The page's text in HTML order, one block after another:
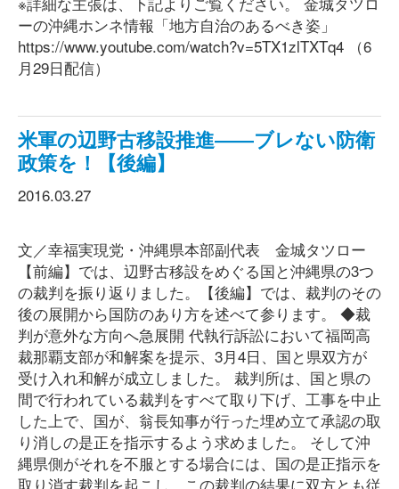
ーの沖縄ホンネ情報「地方自治のあるべき姿」
https://www.youtube.com/watch?v=5TX1zlTXTq4 （6
月29日配信）
米軍の辺野古移設推進――ブレない防衛
政策を！【後編】
2016.03.27
文／幸福実現党・沖縄県本部副代表 金城タツロー
【前編】では、辺野古移設をめぐる国と沖縄県の3つ
の裁判を振り返りました。【後編】では、裁判のその
後の展開から国防のあり方を述べて参ります。 ◆裁
判が意外な方向へ急展開 代執行訴訟において福岡高
裁那覇支部が和解案を提示、3月4日、国と県双方が
受け入れ和解が成立しました。 裁判所は、国と県の
間で行われている裁判をすべて取り下げ、工事を中止
した上で、国が、翁長知事が行った埋め立て承認の取
り消しの是正を指示するよう求めました。 そして沖
縄県側がそれを不服とする場合には、国の是正指示を
取り消す裁判を起こし、この裁判の結果に双方とも従